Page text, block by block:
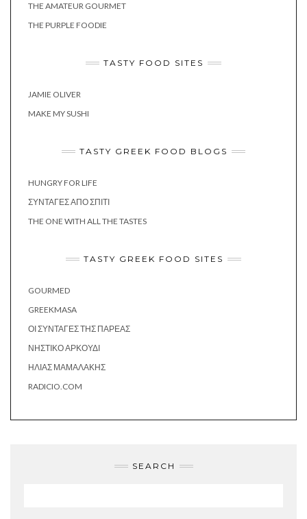
THE AMATEUR GOURMET
THE PURPLE FOODIE
TASTY FOOD SITES
JAMIE OLIVER
MAKE MY SUSHI
TASTY GREEK FOOD BLOGS
HUNGRY FOR LIFE
ΣΥΝΤΑΓΈΣ ΑΠΌ ΣΠΊΤΙ
THE ONE WITH ALL THE TASTES
TASTY GREEK FOOD SITES
GOURMED
GREEKMASA
ΟΙ ΣΥΝΤΑΓΈΣ ΤΗΣ ΠΑΡΈΑΣ
ΝΗΣΤΙΚΌ ΑΡΚΟΎΔΙ
ΗΛΊΑΣ ΜΑΜΑΛΆΚΗΣ
RADICIO.COM
SEARCH